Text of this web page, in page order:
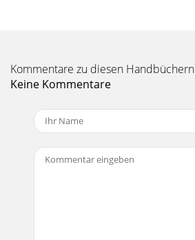
Kommentare zu diesen Handbüchern
Keine Kommentare